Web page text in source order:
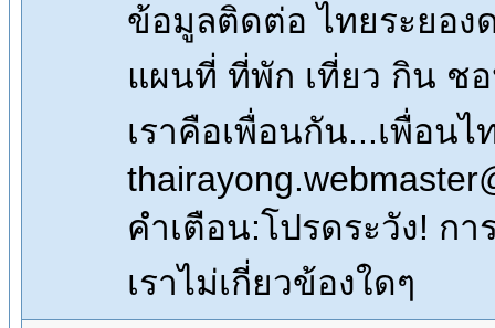
ข้อมูลติดต่อ ไทยระยอง
แผนที่ ที่พัก เที่ยว กิน ช
เราคือเพื่อนกัน...เพื่อน
คำเตือน:โปรดระวัง! ก
เราไม่เกี่ยวข้องใดๆ